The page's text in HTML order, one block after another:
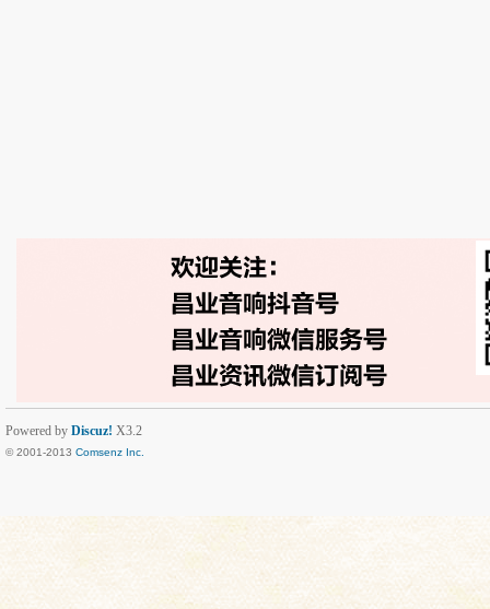
Powered by Discuz! X3.2
© 2001-2013 Comsenz Inc.